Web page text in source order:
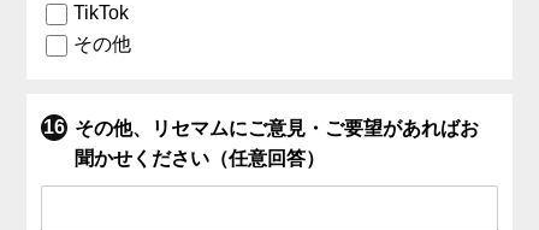
TikTok
その他
その他、リセマムにご意見・ご要望があればお
聞かせください（任意回答）